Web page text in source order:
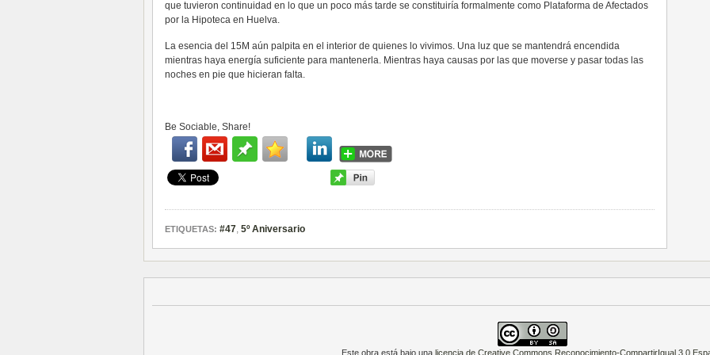
que tuvieron continuidad en lo que un poco más tarde se constituiría formalmente como Plataforma de Afectados
por la Hipoteca en Huelva.
La esencia del 15M aún palpita en el interior de quienes lo vivimos. Una luz que se mantendrá encendida
mientras haya energía suficiente para mantenerla. Mientras haya causas por las que moverse y pasar todas las
noches en pie que hicieran falta.
Be Sociable, Share!
ETIQUETAS: #47, 5º Aniversario
Este obra está bajo una licencia de Creative Commons Reconocimiento-CompartirIgual 3.0